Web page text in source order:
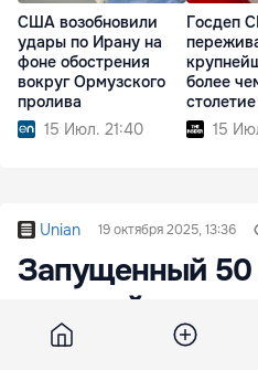
США возобновили
удары по Ирану на
фоне обострения
вокруг Ормузского
пролива
15 Июл. 21:40
Госдеп
более
реформ
15
Unian 19 октября 2025, 13:36
Запущенный 50
военный
орбиты: